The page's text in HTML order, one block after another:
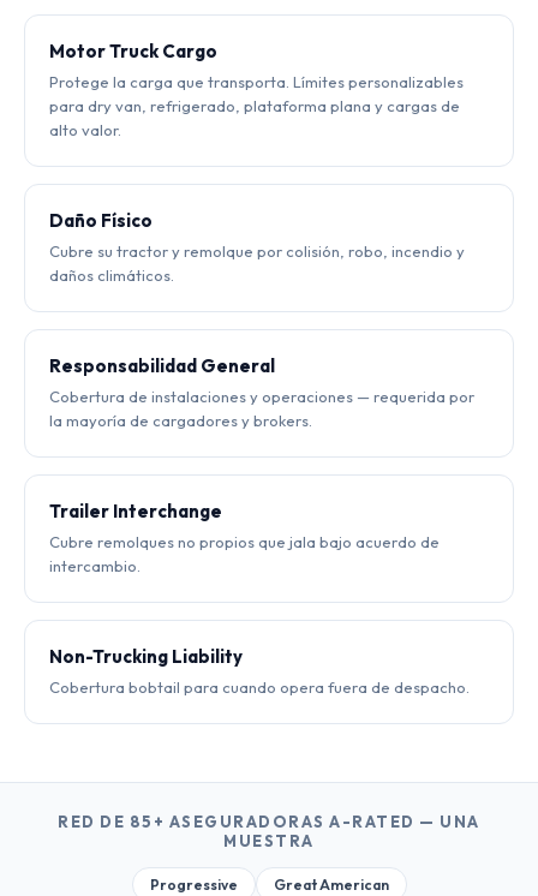
Motor Truck Cargo
Protege la carga que transporta. Límites personalizables
para dry van, refrigerado, plataforma plana y cargas de
alto valor.
Daño Físico
Cubre su tractor y remolque por colisión, robo, incendio y
daños climáticos.
Responsabilidad General
Cobertura de instalaciones y operaciones — requerida por
la mayoría de cargadores y brokers.
Trailer Interchange
Cubre remolques no propios que jala bajo acuerdo de
intercambio.
Non-Trucking Liability
Cobertura bobtail para cuando opera fuera de despacho.
RED DE 85+ ASEGURADORAS A-RATED — UNA
MUESTRA
Progressive
Great American